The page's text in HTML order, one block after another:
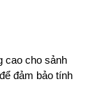
cao cho sảnh
đảm bảo tính